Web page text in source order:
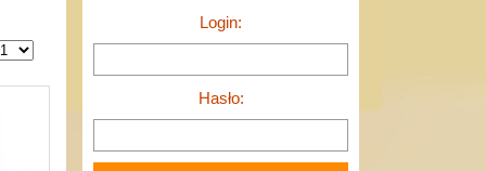
Login:
Hasło: